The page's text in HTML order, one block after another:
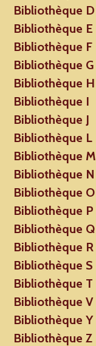
Bibliothèque D
Bibliothèque E
Bibliothèque F
Bibliothèque G
Bibliothèque H
Bibliothèque I
Bibliothèque J
Bibliothèque L
Bibliothèque M
Bibliothèque N
Bibliothèque O
Bibliothèque P
Bibliothèque Q
Bibliothèque R
Bibliothèque S
Bibliothèque T
Bibliothèque V
Bibliothèque Y
Bibliothèque Z